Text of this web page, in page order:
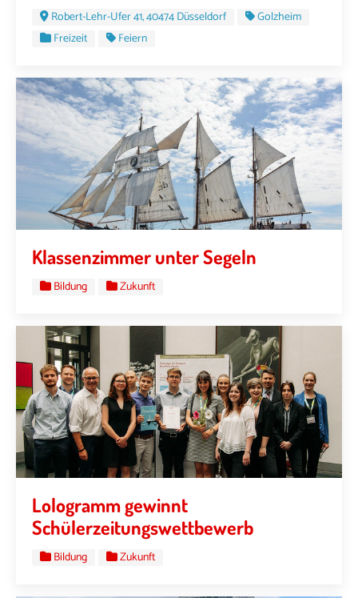
Robert-Lehr-Ufer 41, 40474 Düsseldorf
Golzheim
Freizeit
Feiern
Klassenzimmer unter Segeln
Bildung Zukunft
Lologramm gewinnt
Schülerzeitungswettbewerb
Bildung Zukunft